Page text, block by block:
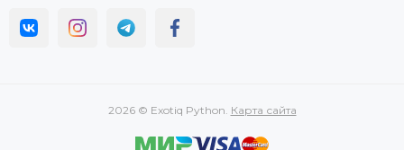
2026 © Exotiq Python. Карта сайта